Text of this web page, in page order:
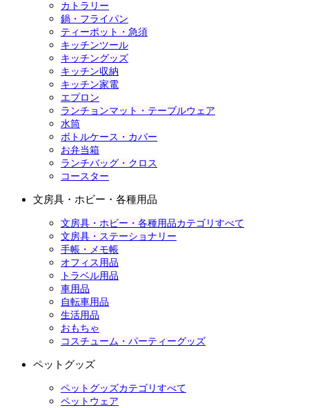
カトラリー
鍋・フライパン
ティーポット・急須
キッチンツール
キッチングッズ
キッチン収納
キッチン家電
エプロン
ランチョンマット・テーブルウェア
水筒
ボトルケース・カバー
お弁当箱
ランチバッグ・クロス
コースター
文房具・ホビー・各種用品
文房具・ホビー・各種用品カテゴリすべて
文房具・ステーショナリー
手帳・メモ帳
オフィス用品
トラベル用品
車用品
自転車用品
生活用品
おもちゃ
コスチューム・パーティーグッズ
ペットグッズ
ペットグッズカテゴリすべて
ペットウェア